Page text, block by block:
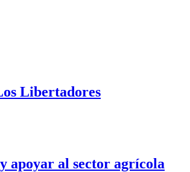
Libertadores
apoyar al sector agrícola